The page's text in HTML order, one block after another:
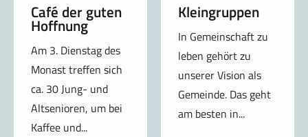
Café der guten
Hoffnung
Am 3. Dienstag des
Monast treffen sich
ca. 30 Jung- und
Altsenioren, um bei
Kaffee und...
Kleingruppen
In Gemeinschaft zu
leben gehört zu
unserer Vision als
Gemeinde. Das geht
am besten in...